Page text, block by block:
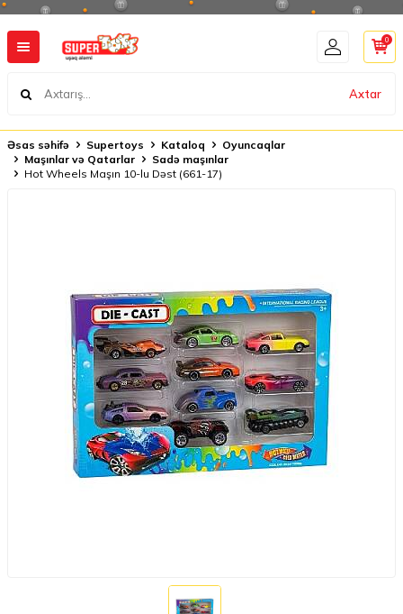
Axtar
0
Əsas səhifə Supertoys Kataloq
Oyuncaqlar
Maşınlar və Qatarlar
Sadə maşınlar
Hot Wheels Maşın 10-lu Dəst (661-17)